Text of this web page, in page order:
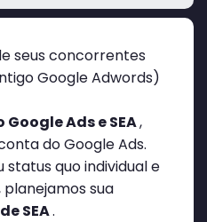
seus concorrentes
Google Adwords)
Ads e SEA,
do Google Ads.
status quo individual e
sua
SEA.